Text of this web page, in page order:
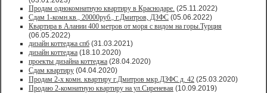
Продам однокомнатную квартиру в Краснодаре. (25.11.2022)
Сдам 1-комн.кв., 20000руб., г.Дмитров, ДЗФС (05.06.2022)
Квартира в Алании 400 метров от моря с видом на горы.Турция
(06.05.2022)
дизайн коттеджа спб (31.03.2021)
дизайн коттеджа (18.10.2020)
проекты дизайна коттеджа (28.04.2020)
Сдам квартиру (04.04.2020)
Продам 2-х комн. квартиру г.Дмитров мкр.ДЗФС д. 42 (25.03.2020)
Продаю 2-комнатную квартиру на ул.Сиреневая (10.09.2019)